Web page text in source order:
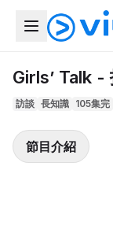
Girls’ Talk -
訪談 長知識 105集完
節目介紹